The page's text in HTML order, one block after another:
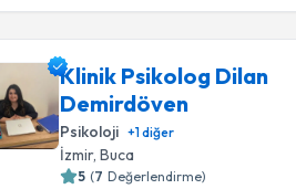
Klinik Psikolog Dilan
Demirdöven
Psikoloji +1diğer
İzmir, Buca
5 (7 Değerlendirme)